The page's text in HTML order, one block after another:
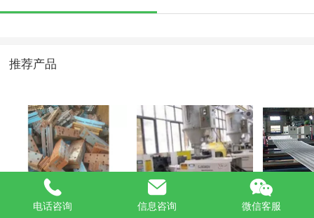
推荐产品
旧模具回收 注塑机回收 珍珠棉
电话咨询 信息咨询 微信客服